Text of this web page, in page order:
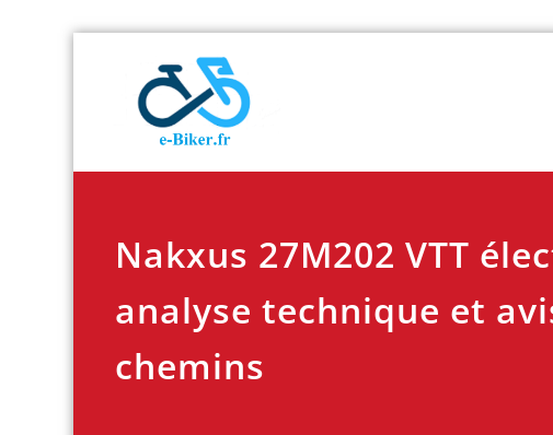
Nakxus 27M202 VTT
analyse technique et
chemins